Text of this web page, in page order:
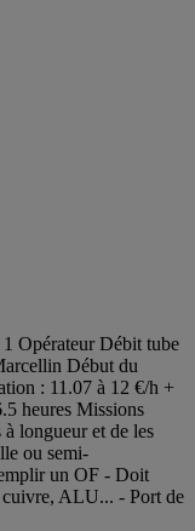
Opérateur Débit tube
Début du
: 11.07 à 12 €/h +
heures Missions
à longueur et de les
ou semi-
un OF - Doit
ALU... - Port de